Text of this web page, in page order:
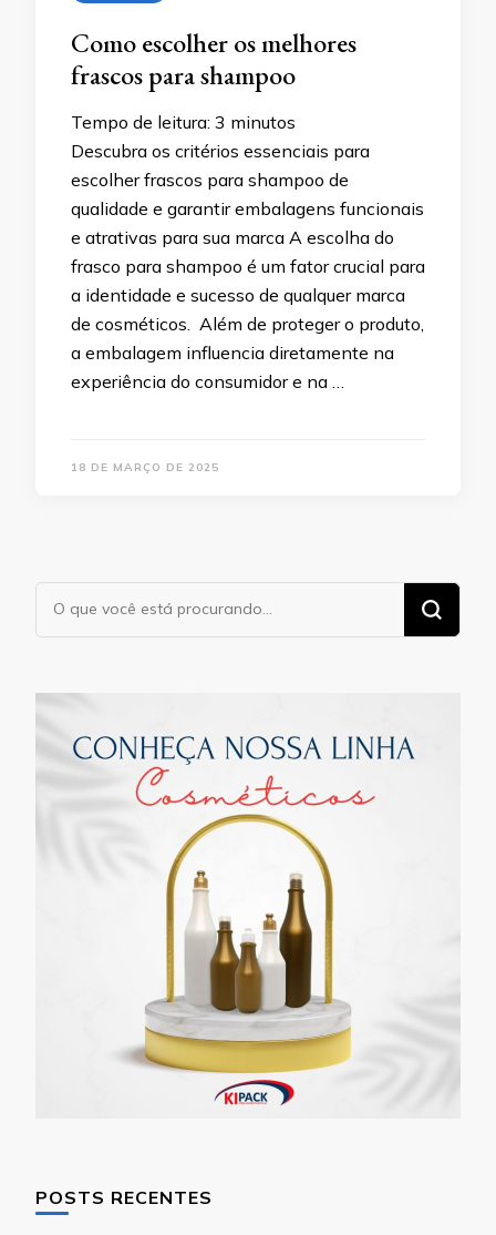
Como escolher os melhores
frascos para shampoo
Tempo de leitura: 3 minutos
Descubra os critérios essenciais para
escolher frascos para shampoo de
qualidade e garantir embalagens funcionais
e atrativas para sua marca A escolha do
frasco para shampoo é um fator crucial para
a identidade e sucesso de qualquer marca
de cosméticos. Além de proteger o produto,
a embalagem influencia diretamente na
experiência do consumidor e na …
18 DE MARÇO DE 2025
Procurando
algo?
POSTS RECENTES